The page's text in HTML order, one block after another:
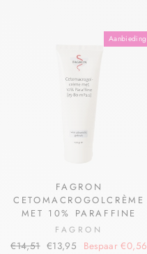
Aanbieding
FAGRON
CETOMACROGOLCRÈME
MET 10% PARAFFINE
FAGRON
€14,51 €13,95 Bespaar €0,56